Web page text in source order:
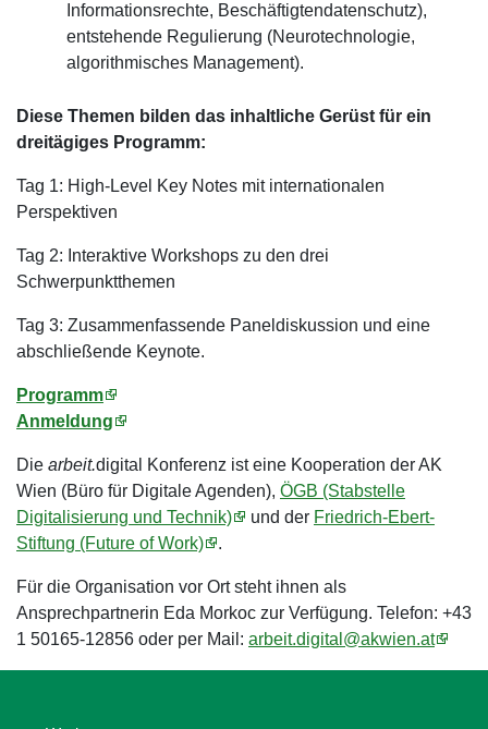
Informationsrechte, Beschäftigtendatenschutz),
entstehende Regulierung (Neurotechnologie,
algorithmisches Management).
Diese Themen bilden das inhaltliche Gerüst für ein
dreitägiges Programm:
Tag 1: High-Level Key Notes mit internationalen
Perspektiven
Tag 2: Interaktive Workshops zu den drei
Schwerpunktthemen
Tag 3: Zusammenfassende Paneldiskussion und eine
abschließende Keynote.
Programm
Anmeldung
Die arbeit.digital Konferenz ist eine Kooperation der AK
Wien (Büro für Digitale Agenden), ÖGB (Stabstelle
Digitalisierung und Technik)
und der Friedrich-Ebert-
Stiftung (Future of Work)
.
Für die Organisation vor Ort steht ihnen als
Ansprechpartnerin Eda Morkoc zur Verfügung. Telefon: +43
1 50165-12856 oder per Mail: arbeit.digital@akwien.at